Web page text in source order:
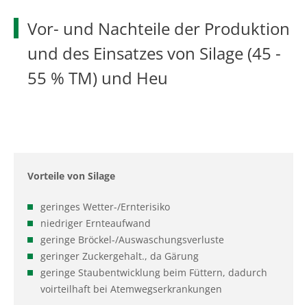
Beratung zur Bilanzierung gemäß
Düngeverordnung
Beratung EG-Wasserrahmenrichtlinie (WRRL)
Grünlandberatung
ELER Grünlandberatung
Innovationsberatung EIP-Förderung
Beratung in der Tierhaltung
Gemüsebau
Spargelanbau
Thea und Bruno Tietgen Stiftung
Vor- und Nachteile der Produktion
und des Einsatzes von Silage (45 -
55 % TM) und Heu
Vorteile von Silage
geringes Wetter-/Ernterisiko
niedriger Ernteaufwand
geringe Bröckel-/Auswaschungsverluste
geringer Zuckergehalt., da Gärung
geringe Staubentwicklung beim Füttern, dadurch
voirteilhaft bei Atemwegserkrankungen